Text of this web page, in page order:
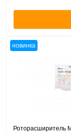
новинка
Роторасширитель